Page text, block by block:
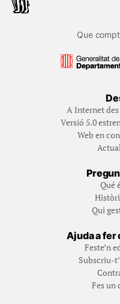
Que
A Internet des
Versió 5.0
Web en
Qué
Qui
Ajuda a
Feste’n
Subscriu-
Fes un